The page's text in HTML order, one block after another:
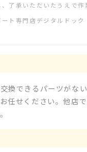
了承いただいたうえで作
ト専門店デジタルドック
換できるパーツがな
任せください。他店